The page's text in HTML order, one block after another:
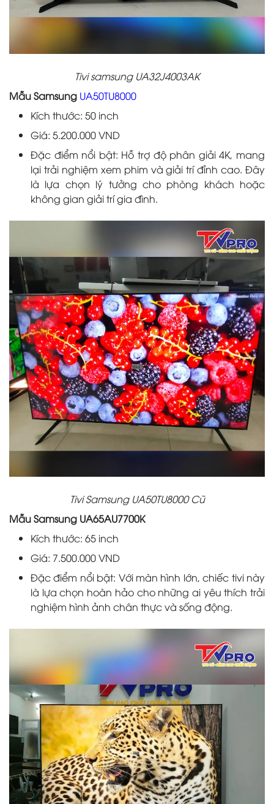
Tivi samsung UA32J4003AK
Mẫu Samsung UA50TU8000
Kích thước: 50 inch
Giá: 5.200.000 VND
Đặc điểm nổi bật: Hỗ trợ độ phân giải 4K, mang
lại trải nghiệm xem phim và giải trí đỉnh cao. Đây
là lựa chọn lý tưởng cho phòng khách hoặc
không gian giải trí gia đình.
Tivi Samsung UA50TU8000 Cũ
Mẫu Samsung UA65AU7700K
Kích thước: 65 inch
Giá: 7.500.000 VND
Đặc điểm nổi bật: Với màn hình lớn, chiếc tivi này
là lựa chọn hoàn hảo cho những ai yêu thích trải
nghiệm hình ảnh chân thực và sống động.